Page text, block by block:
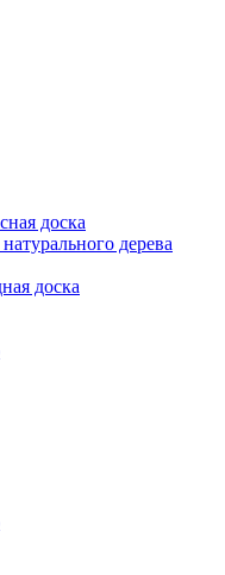
доска
дерева
доска